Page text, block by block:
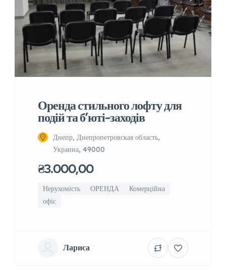
Оренда стильного лофту для
подій та б’юті-заходів
Днепр, Днепропетровская область,
Украина, 49000
₴3.000,00
Нерухомість ОРЕНДА
Комерційна
офіс
Лариса